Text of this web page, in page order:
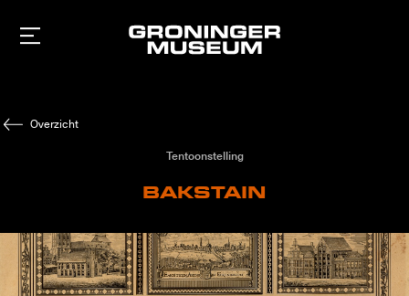
Naar
hoofdinhoud
Overzicht
Tentoonstelling
BAKSTAIN